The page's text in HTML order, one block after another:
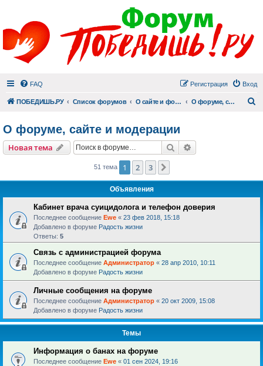
FAQ Вход
Регистрация
ПОБЕДИШЬ.РУ Список форумов О сайте и форуме О форуме, сайте и модерации
О форуме, сайте и модерации
Новая тема Поиск
51 тема 1 2 3
Объявления
Кабинет врача суицидолога и телефон доверия
Последнее сообщение Ewe « 23 фев 2018, 15:18
Добавлено в форуме Радость жизни
Ответы: 5
Связь с администрацией форума
Последнее сообщение Администратор « 28 апр 2010, 10:11
Добавлено в форуме Радость жизни
Личные сообщения на форуме
Последнее сообщение Администратор « 20 окт 2009, 15:08
Добавлено в форуме Радость жизни
Темы
Информация о банах на форуме
Последнее сообщение Ewe « 01 сен 2024, 19:16